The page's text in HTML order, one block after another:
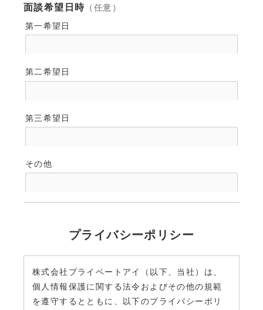
面談希望日時 （任意）
第一希望日
第二希望日
第三希望日
その他
プライバシーポリシー
株式会社プライベートアイ（以下、当社）は、
個人情報保護に関する法令およびその他の規範
を遵守するとともに、以下のプライバシーポリ